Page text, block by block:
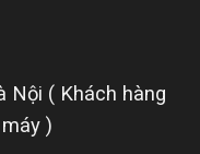
Nội ( Khách hàng
)